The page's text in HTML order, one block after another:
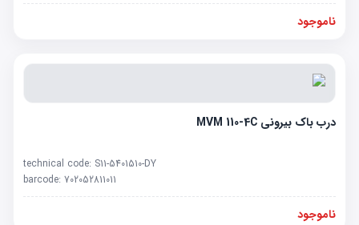
ناموجود
درب باک بیرونی MVM 110-4C
technical code: S11-5401510-DY
barcode: 702052811011
ناموجود